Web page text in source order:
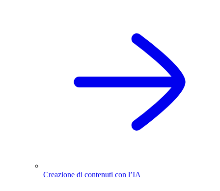
Creazione di contenuti con l’IA